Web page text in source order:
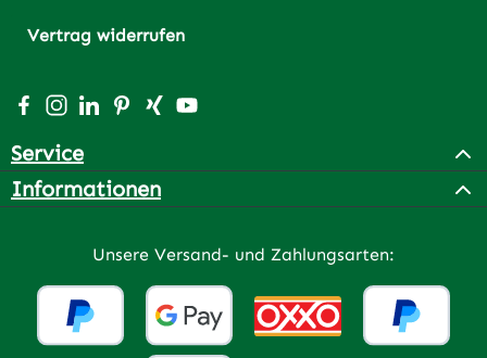
Vertrag widerrufen
Besuche uns auf Facebook – öffnet in neuem Tab
Schau auf Instagram vorbei – öffnet in neuem Tab
Vernetze dich mit uns auf LinkedIn – öffnet in
Lass dich auf Pinterest inspirieren – öffnet
Vernetze dich mit uns auf Xing – öffnet
Sieh dir unsere Videos auf YouTube
Service
Informationen
Unsere Versand- und Zahlungsarten: